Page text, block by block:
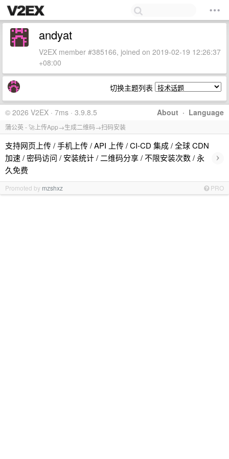
andyat
V2EX member #385166, joined on 2019-02-19 12:26:37
+08:00
切换主题列表
About · Language
© 2026 V2EX · 7ms · 3.9.8.5
蒲公英 - 🚀上传App→生成二维码→扫码安装
支持网页上传 / 手机上传 / API 上传 / CI-CD 集成 / 全球 CDN
加速 / 密码访问 / 安装统计 / 二维码分享 / 不限安装次数 / 永
久免费
›
Promoted by mzshxz PRO